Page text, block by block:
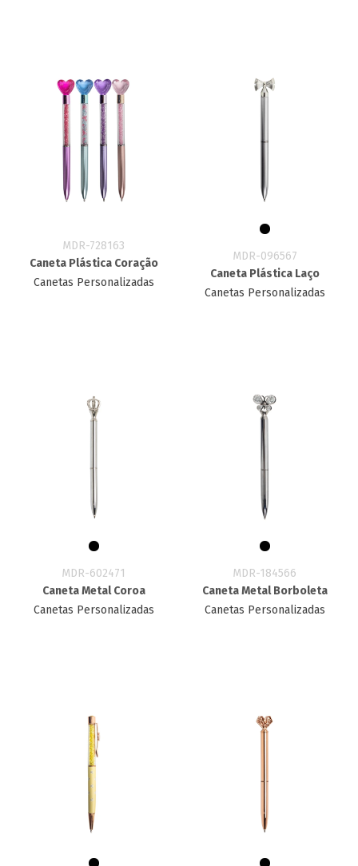
MDR-728163
Caneta Plástica Coração
Canetas Personalizadas
MDR-096567
Caneta Plástica Laço
Canetas Personalizadas
MDR-602471
Caneta Metal Coroa
Canetas Personalizadas
MDR-184566
Caneta Metal Borboleta
Canetas Personalizadas